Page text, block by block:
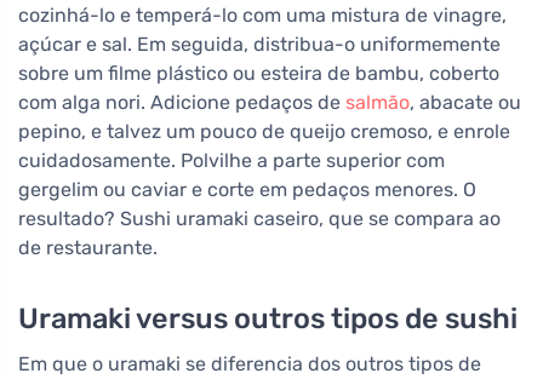
cozinhá-lo e temperá-lo com uma mistura de vinagre,
açúcar e sal. Em seguida, distribua-o uniformemente
sobre um filme plástico ou esteira de bambu, coberto
com alga nori. Adicione pedaços de salmão, abacate ou
pepino, e talvez um pouco de queijo cremoso, e enrole
cuidadosamente. Polvilhe a parte superior com
gergelim ou caviar e corte em pedaços menores. O
resultado? Sushi uramaki caseiro, que se compara ao
de restaurante.
Uramaki versus outros tipos de sushi
Em que o uramaki se diferencia dos outros tipos de